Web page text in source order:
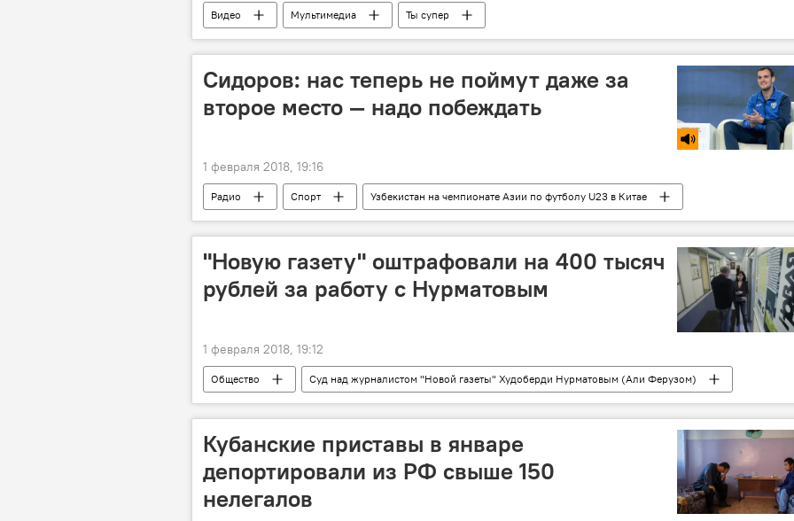
Видео Мультимедиа
Ты супер
Международный конкурс "Ты супер!" - второй сезон
Сидоров: нас теперь не поймут даже за
второе место — надо побеждать
1 февраля 2018, 19:16
Радио Спорт
Узбекистан на чемпионате Азии по футболу U23 в Китае
Узбекистан
Чемпионат Азии по футболу
"Новую газету" оштрафовали на 400 тысяч
рублей за работу с Нурматовым
1 февраля 2018, 19:12
Общество
Суд над журналистом "Новой газеты" Худоберди Нурматовым (Али Ферузом)
Москва
Худоберди Нурматов Новая газета
Кубанские приставы в январе
депортировали из РФ свыше 150
нелегалов